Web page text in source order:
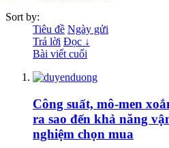
Sort by:
Tiêu đề Ngày gửi
Trả lời Đọc ↓
Bài viết cuối
Công suất, mô-men
ra sao đến khả năng
nghiệm chọn mua